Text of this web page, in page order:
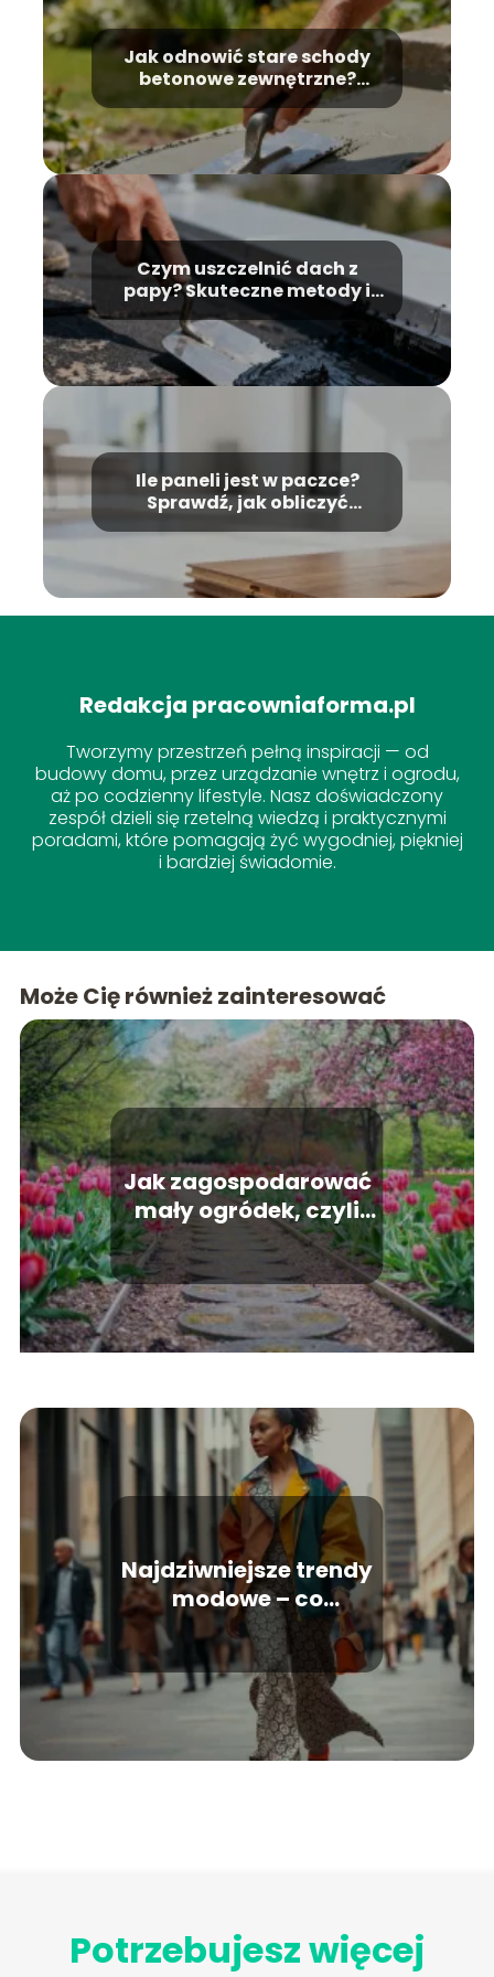
Jak odnowić stare schody
betonowe zewnętrzne?
Praktyczne porady
Czym uszczelnić dach z
papy? Skuteczne metody i
materiały
Ile paneli jest w paczce?
Sprawdź, jak obliczyć
Redakcja pracowniaforma.pl
Tworzymy przestrzeń pełną inspiracji — od
budowy domu, przez urządzanie wnętrz i ogrodu,
aż po codzienny lifestyle. Nasz doświadczony
zespół dzieli się rzetelną wiedzą i praktycznymi
poradami, które pomagają żyć wygodniej, piękniej
i bardziej świadomie.
Może Cię również zainteresować
Jak zagospodarować
mały ogródek, czyli
aranżacja ogrodu dla
minimalistów
Najdziwniejsze trendy
modowe – co
naprawdę noszą
ludzie?
Potrzebujesz więcej